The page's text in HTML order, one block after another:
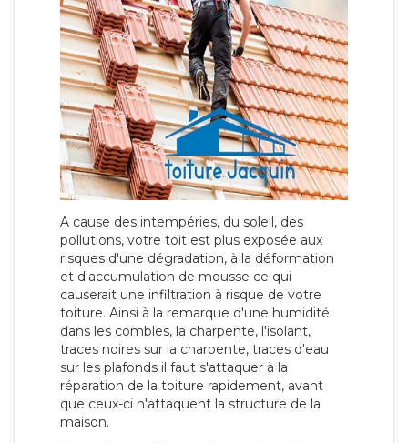
A cause des intempéries, du soleil, des
pollutions, votre toit est plus exposée aux
risques d'une dégradation, à la déformation
et d'accumulation de mousse ce qui
causerait une infiltration à risque de votre
toiture. Ainsi à la remarque d'une humidité
dans les combles, la charpente, l'isolant,
traces noires sur la charpente, traces d'eau
sur les plafonds il faut s'attaquer à la
réparation de la toiture rapidement, avant
que ceux-ci n'attaquent la structure de la
maison.